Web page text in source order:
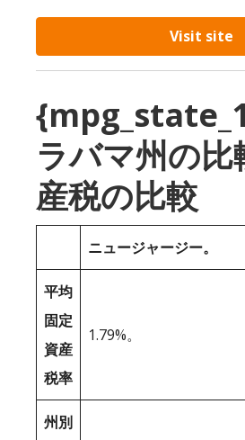
Visit site
ラバマ州の比
産税の比較
ニュージャージー。
平均
固定
資産
税率
1.79%。
州別